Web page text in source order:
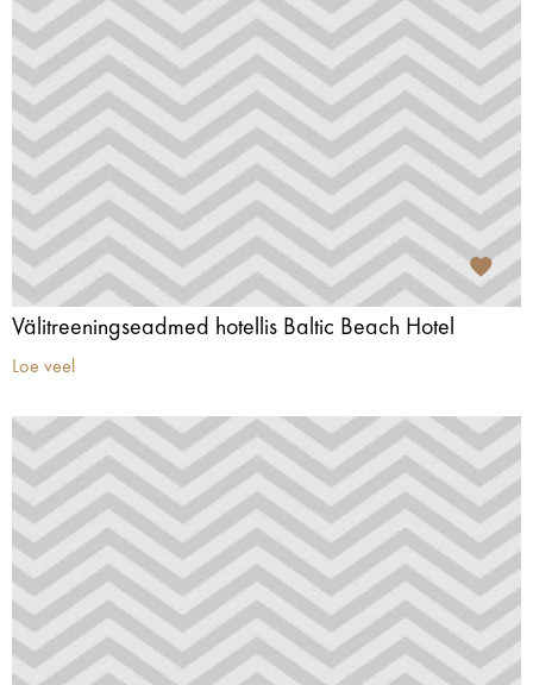
Välitreeningseadmed hotellis Baltic Beach Hotel
Loe veel